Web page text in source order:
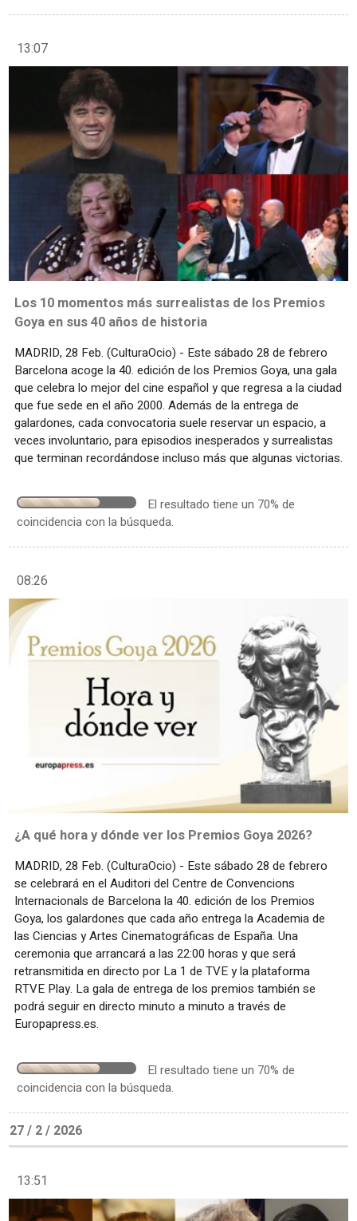
13:07
Los 10 momentos más surrealistas de los Premios
Goya en sus 40 años de historia
MADRID, 28 Feb. (CulturaOcio) - Este sábado 28 de febrero
Barcelona acoge la 40. edición de los Premios Goya, una gala
que celebra lo mejor del cine español y que regresa a la ciudad
que fue sede en el año 2000. Además de la entrega de
galardones, cada convocatoria suele reservar un espacio, a
veces involuntario, para episodios inesperados y surrealistas
que terminan recordándose incluso más que algunas victorias.
El resultado tiene un 70% de
coincidencia con la búsqueda.
08:26
¿A qué hora y dónde ver los Premios Goya 2026?
MADRID, 28 Feb. (CulturaOcio) - Este sábado 28 de febrero
se celebrará en el Auditori del Centre de Convencions
Internacionals de Barcelona la 40. edición de los Premios
Goya, los galardones que cada año entrega la Academia de
las Ciencias y Artes Cinematográficas de España. Una
ceremonia que arrancará a las 22:00 horas y que será
retransmitida en directo por La 1 de TVE y la plataforma
RTVE Play. La gala de entrega de los premios también se
podrá seguir en directo minuto a minuto a través de
Europapress.es.
El resultado tiene un 70% de
coincidencia con la búsqueda.
27 / 2 / 2026
13:51